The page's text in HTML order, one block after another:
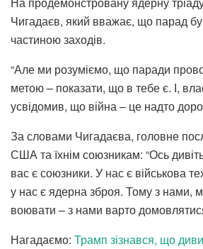
Чигадаєв, який вважає, що парад
частиною заходів.
“Але ми розуміємо, що паради
метою – показати, що в тебе є. І,
усвідомив, що війна – це надто
За словами Чигадаєва, головне
США та їхнім союзникам: “Ось
вас є союзники. У нас є військова
у нас є ядерна зброя. Тому з нами,
воювати – з нами варто
Нагадаємо: Трамп зізнався, що